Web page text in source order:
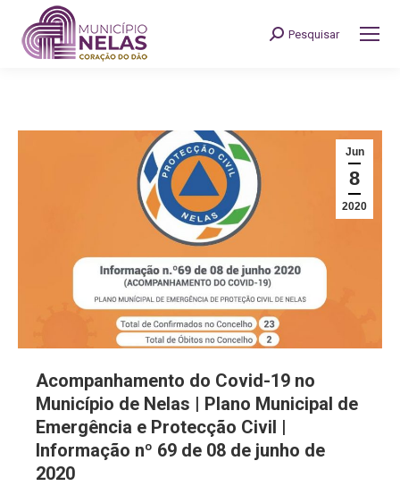
Search:
Pesquisar
Jun
8
2020
Acompanhamento do Covid-19 no
Município de Nelas | Plano Municipal de
Emergência e Protecção Civil |
Informação nº 69 de 08 de junho de
2020